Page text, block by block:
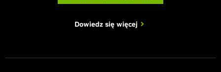
Dowiedz się więcej